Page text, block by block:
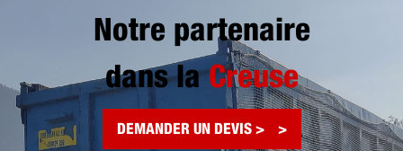
Notre partenaire
dans laCreuse
DEMANDER UN DEVIS >